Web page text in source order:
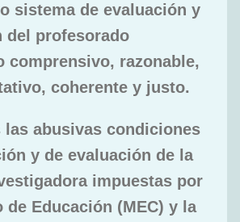
sistema de evaluación y
del profesorado
comprensivo, razonable,
coherente y justo.
las abusivas condiciones
y de evaluación de la
impuestas por
Educación (MEC) y la